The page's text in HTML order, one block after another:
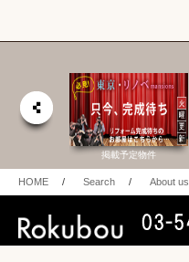
掲載予定物件
HOME / Search / About us